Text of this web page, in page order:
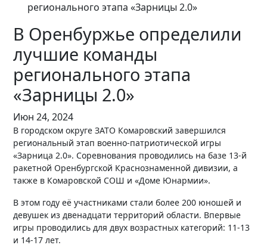
регионального этапа «Зарницы 2.0»
В Оренбуржье определили
лучшие команды
регионального этапа
«Зарницы 2.0»
Июн 24, 2024
В городском округе ЗАТО Комаровский завершился
региональный этап военно-патриотической игры
«Зарница 2.0». Соревнования проводились на базе 13-й
ракетной Оренбургской Краснознаменной дивизии, а
также в Комаровской СОШ и «Доме Юнармии».
В этом году её участниками стали более 200 юношей и
девушек из двенадцати территорий области. Впервые
игры проводились для двух возрастных категорий: 11-13
и 14-17 лет.